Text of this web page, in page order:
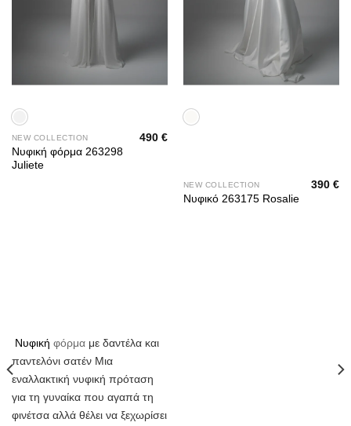
NEW COLLECTION
Νυφική φόρμα 263298
Juliete
490€
Νυφική φόρμα με δαντέλα και
παντελόνι σατέν Μια
εναλλακτική νυφική πρόταση
για τη γυναίκα που αγαπά τη
φινέτσα αλλά θέλει να ξεχωρίσει
NEW COLLECTION
Νυφικό 263175 Rosalie
390€